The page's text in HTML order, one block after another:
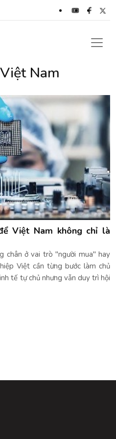
Nam
Việt Nam không chỉ là
chân ở vai trò "người mua" hay
Việt cần từng bước làm chủ
tế tự chủ nhưng vẫn duy trì hội